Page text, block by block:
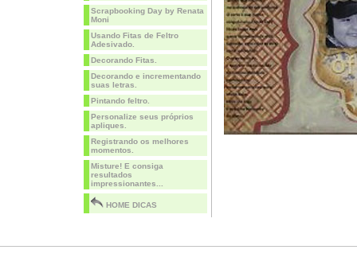
Scrapbooking Day by Renata
Moni
Usando Fitas de Feltro
Adesivado.
Decorando Fitas.
Decorando e incrementando
suas letras.
Pintando feltro.
Personalize seus próprios
apliques.
Registrando os melhores
momentos.
Misture! E consiga
resultados
impressionantes...
HOME DICAS